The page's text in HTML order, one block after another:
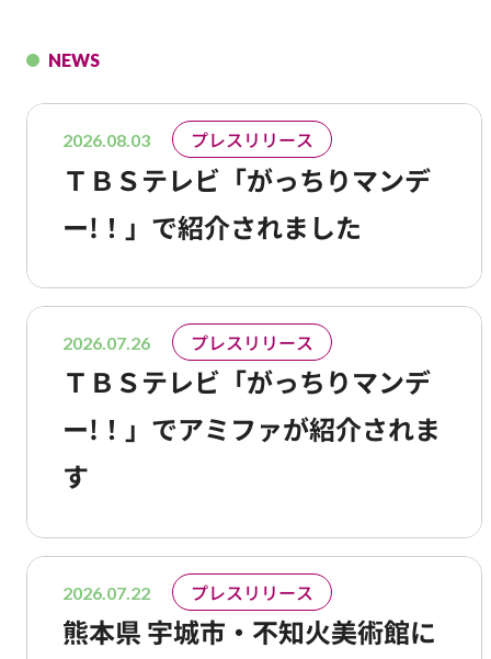
NEWS
2026.08.03 プレスリリース
ＴＢＳテレビ「がっちりマンデ
ー!！」で紹介されました
2026.07.26 プレスリリース
ＴＢＳテレビ「がっちりマンデ
ー!！」でアミファが紹介されま
す
2026.07.22 プレスリリース
熊本県 宇城市・不知火美術館に